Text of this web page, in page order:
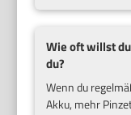
Wie oft willst
du?
Wenn du
Akku, mehr